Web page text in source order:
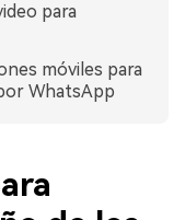
para
móviles para
WhatsApp